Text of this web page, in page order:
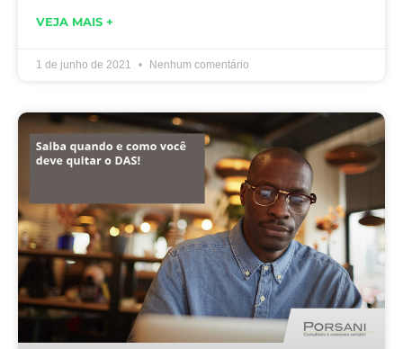
VEJA MAIS +
1 de junho de 2021 Nenhum comentário